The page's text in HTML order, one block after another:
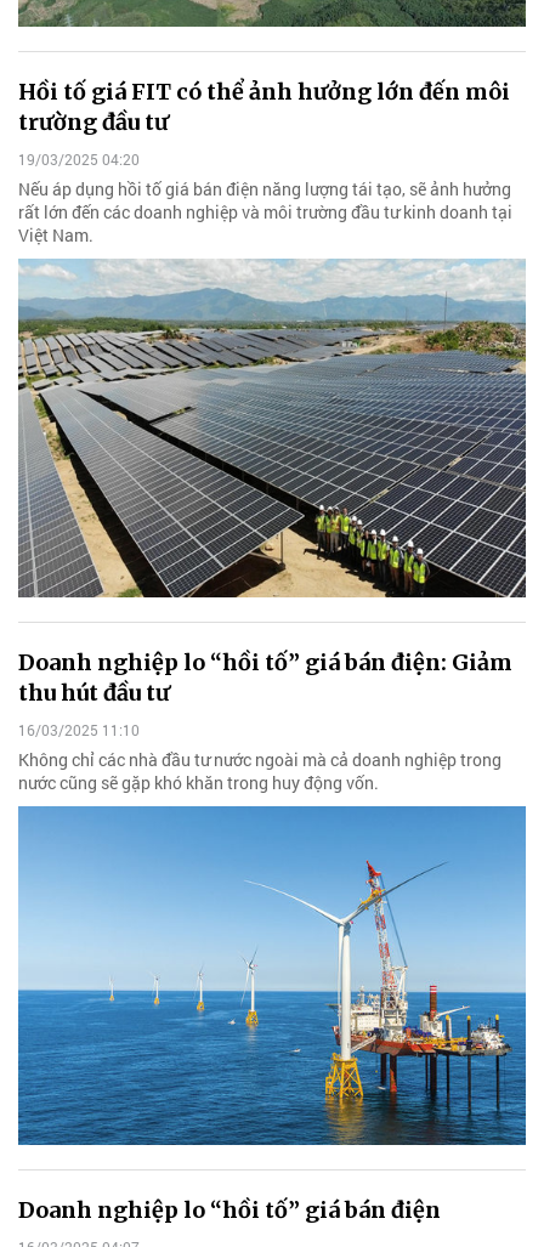
Hồi tố giá FIT có thể ảnh hưởng lớn đến môi
trường đầu tư
19/03/2025 04:20
Nếu áp dụng hồi tố giá bán điện năng lượng tái tạo, sẽ ảnh hưởng
rất lớn đến các doanh nghiệp và môi trường đầu tư kinh doanh tại
Việt Nam.
Doanh nghiệp lo “hồi tố” giá bán điện: Giảm
thu hút đầu tư
16/03/2025 11:10
Không chỉ các nhà đầu tư nước ngoài mà cả doanh nghiệp trong
nước cũng sẽ gặp khó khăn trong huy động vốn.
Doanh nghiệp lo “hồi tố” giá bán điện